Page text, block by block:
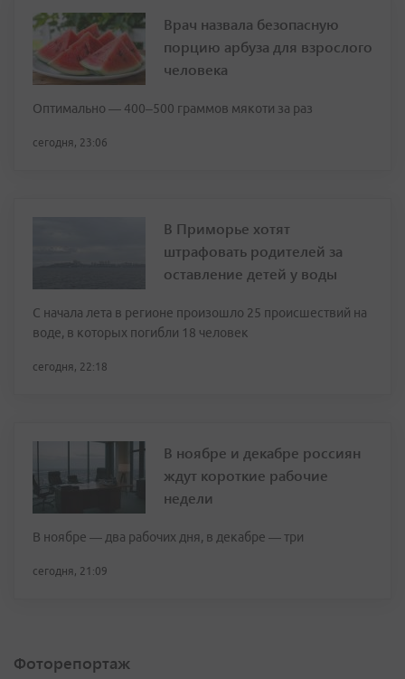
Врач назвала безопасную
порцию арбуза для взрослого
человека
Оптимально — 400–500 граммов мякоти за раз
сегодня, 23:06
В Приморье хотят
штрафовать родителей за
оставление детей у воды
С начала лета в регионе произошло 25 происшествий на
воде, в которых погибли 18 человек
сегодня, 22:18
В ноябре и декабре россиян
ждут короткие рабочие
недели
В ноябре — два рабочих дня, в декабре — три
сегодня, 21:09
Фоторепортаж